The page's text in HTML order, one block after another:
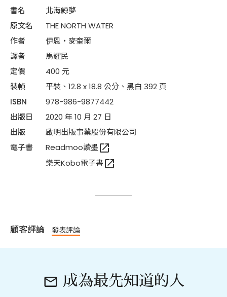
書名
北海鯨夢
原文名
THE NORTH WATER
作者
伊恩・麥奎爾
譯者
馬耀民
定價
400 元
裝幀
平裝、12.8 x 18.8 公分、黑白 392 頁
ISBN
978-986-9877442
出版日
2020 年 10 月 27 日
出版
啟明出版事業股份有限公司
電子書
Readmoo讀墨open_in_new
樂天Kobo電子書open_in_new
顧客評論 發表評論
 成為最先知道的人